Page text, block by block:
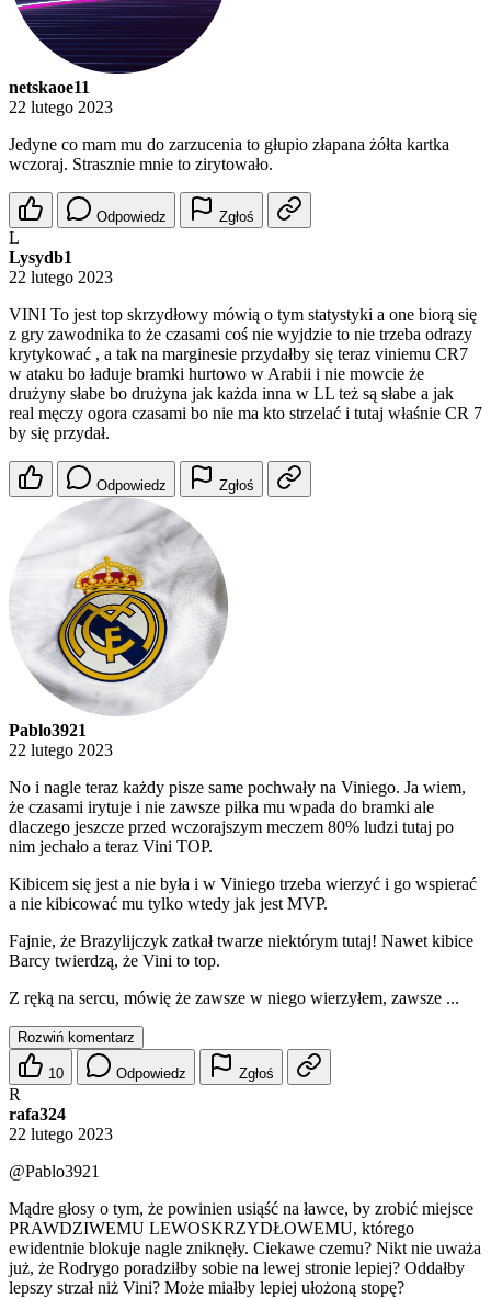
netskaoe11
22 lutego 2023
Jedyne co mam mu do zarzucenia to głupio złapana żółta kartka
wczoraj. Strasznie mnie to zirytowało.
Odpowiedz Zgłoś
L
Lysydb1
22 lutego 2023
VINI To jest top skrzydłowy mówią o tym statystyki a one biorą się
z gry zawodnika to że czasami coś nie wyjdzie to nie trzeba odrazy
krytykować , a tak na marginesie przydałby się teraz viniemu CR7
w ataku bo ładuje bramki hurtowo w Arabii i nie mowcie że
drużyny słabe bo drużyna jak każda inna w LL też są słabe a jak
real męczy ogora czasami bo nie ma kto strzelać i tutaj właśnie CR 7
by się przydał.
Odpowiedz Zgłoś
Pablo3921
22 lutego 2023
No i nagle teraz każdy pisze same pochwały na Viniego. Ja wiem,
że czasami irytuje i nie zawsze piłka mu wpada do bramki ale
dlaczego jeszcze przed wczorajszym meczem 80% ludzi tutaj po
nim jechało a teraz Vini TOP.
Kibicem się jest a nie była i w Viniego trzeba wierzyć i go wspierać
a nie kibicować mu tylko wtedy jak jest MVP.
Fajnie, że Brazylijczyk zatkał twarze niektórym tutaj! Nawet kibice
Barcy twierdzą, że Vini to top.
Z ręką na sercu, mówię że zawsze w niego wierzyłem, zawsze ...
Rozwiń komentarz
10 Odpowiedz Zgłoś
R
rafa324
22 lutego 2023
@Pablo3921
Mądre głosy o tym, że powinien usiąść na ławce, by zrobić miejsce
PRAWDZIWEMU LEWOSKRZYDŁOWEMU, którego
ewidentnie blokuje nagle zniknęły. Ciekawe czemu? Nikt nie uważa
już, że Rodrygo poradziłby sobie na lewej stronie lepiej? Oddałby
lepszy strzał niż Vini? Może miałby lepiej ułożoną stopę?